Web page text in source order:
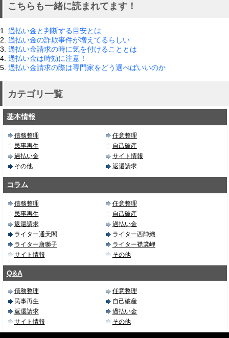
こちらも一緒に読まれてます！
1. 過払い金と判断する目安とは
2. 過払い金の詐欺事件が増えてるらしい
3. 過払い金請求の時に気を付けることとは
4. 過払い金は時効に注意！
5. 過払い金請求の際は専門家をどう選べばいいのか
カテゴリ一覧
基本情報
債務整理
任意整理
民事再生
自己破産
過払い金
サイト情報
その他
返還請求
コラム
債務整理
任意整理
民事再生
自己破産
返還請求
過払い金
ライター通天閣
ライター西陣織
ライター唐獅子
ライター襟裳岬
サイト情報
その他
Q&A
債務整理
任意整理
民事再生
自己破産
返還請求
過払い金
サイト情報
その他